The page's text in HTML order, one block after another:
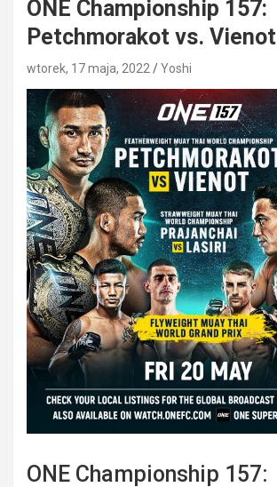
ONE Championship 157:
Petchmorakot vs. Vienot
wtorek, 17 maja, 2022 Yoshi
ONE Championship 157: